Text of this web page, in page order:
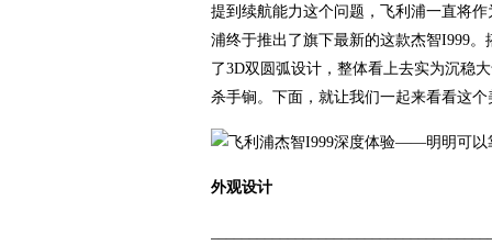
提到续航能力这个问题，飞利浦一直将
浦终于推出了旗下最新的这款杰智I999
了3D双圆弧设计，整体看上去实为沉稳
杀手锏。下面，就让我们一起来看看这个
外观设计